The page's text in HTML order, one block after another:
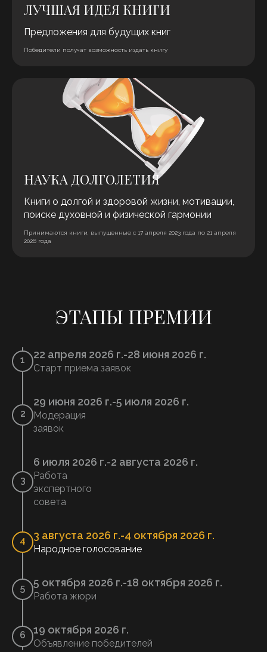
ЛУЧШАЯ ИДЕЯ КНИГИ
Предложения для будущих книг
Победители получат возможность издать книгу
НАУКА ДОЛГОЛЕТИЯ
Книги о долгой и здоровой жизни, мотивации,
поиске духовной и физической гармонии
Принимаются книги, выпущенные с 17 апреля 2023 года по 21 апреля
2026 года
ЭТАПЫ ПРЕМИИ
1 22 апреля 2026 г.-28 июня 2026 г.
Старт приема заявок
2
29 июня 2026 г.-5 июля 2026 г.
Модерация
заявок
3
6 июля 2026 г.-2 августа 2026 г.
Работа
экспертного
совета
4 3 августа 2026 г.-4 октября 2026 г.
Народное голосование
5 5 октября 2026 г.-18 октября 2026 г.
Работа жюри
6 19 октября 2026 г.
Объявление победителей